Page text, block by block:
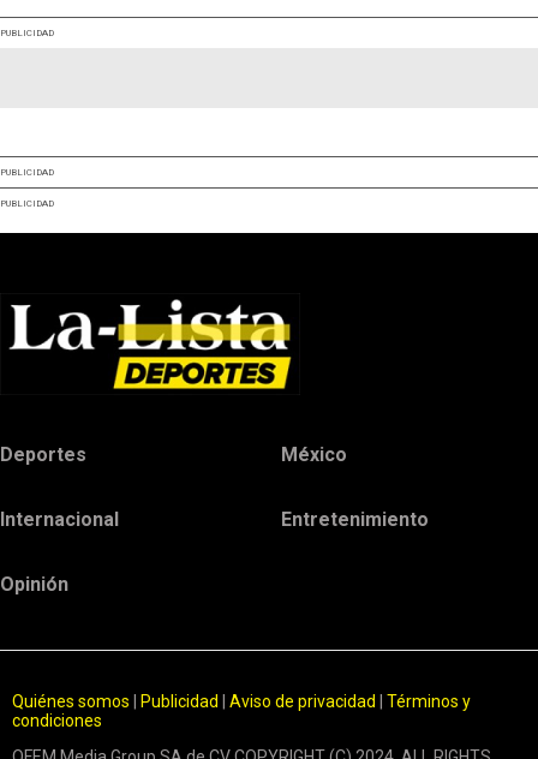
PUBLICIDAD
PUBLICIDAD
PUBLICIDAD
Deportes México
Internacional Entretenimiento
Opinión
Quiénes somos Publicidad Aviso de privacidad
Términos y
condiciones